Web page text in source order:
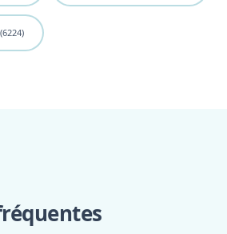
(6224)